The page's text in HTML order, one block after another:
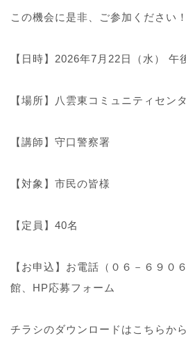
この機会に是非、ご参加ください！
【日時】2026年7月22日（水） 午
【場所】八雲東コミュニティセ
【講師】守口警察署
【対象】市民の皆様
【定員】40名
【お申込】お電話（０６－６９０
館、HP応募フォーム
チラシのダウンロードはこちらか